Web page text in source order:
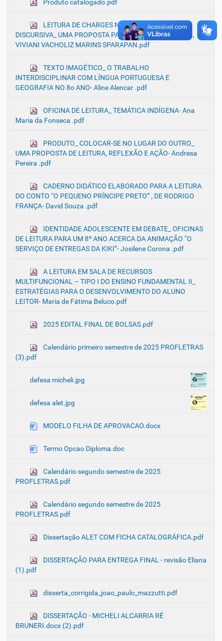
Produto catalogado.pdf
LEITURA DE CHARGES NA PERSPECTIVA
DISCURSIVA_ UMA PROPOSTA PARA ALUNOS COM TDAH,
VIVIANI VACHOLIZ MARINS SPARAPAN.pdf
TEXTO IMAGÉTICO_ O TRABALHO
INTERDISCIPLINAR COM LÍNGUA PORTUGUESA E
GEOGRAFIA NO 8o ANO- Aline Alencar .pdf
OFICINA DE LEITURA_ TEMÁTICA INDÍGENA- Ana
Maria da Fonseca .pdf
PRODUTO_ COLOCAR-SE NO LUGAR DO OUTRO_
UMA PROPOSTA DE LEITURA, REFLEXÃO E AÇÃO- Andresa
Pereira .pdf
CADERNO DIDÁTICO ELABORADO PARA A LEITURA
DO CONTO “O PEQUENO PRÍNCIPE PRETO” , DE RODRIGO
FRANÇA- David Souza .pdf
IDENTIDADE ADOLESCENTE EM DEBATE_ OFICINAS
DE LEITURA PARA UM 8º ANO ACERCA DA ANIMAÇÃO “O
SERVIÇO DE ENTREGAS DA KIKI”- Josilene Corona .pdf
A LEITURA EM SALA DE RECURSOS
MULTIFUNCIONAL – TIPO I DO ENSINO FUNDAMENTAL II_
ESTRATÉGIAS PARA O DESENVOLVIMENTO DO ALUNO
LEITOR- Maria de Fátima Beluco.pdf
2025 EDITAL FINAL DE BOLSAS.pdf
Calendário primeiro semestre de 2025 PROFLETRAS
(3).pdf
defesa micheli.jpg
defesa alet.jpg
MODELO FILHA DE APROVACAO.docx
Termo Opcao Diploma.doc
Calendário segundo semestre de 2025
PROFLETRAS.pdf
Calendário segundo semestre de 2025
PROFLETRAS.pdf
Dissertação ALET COM FICHA CATALOGRÁFICA.pdf
DISSERTAÇÃO PARA ENTREGA FINAL - revisão Eliana
(1).pdf
disserta_corrigida_joao_paulo_mazzutti.pdf
DISSERTAÇÃO - MICHELI ALCARRIA RÉ
BRUNERI.docx (2).pdf